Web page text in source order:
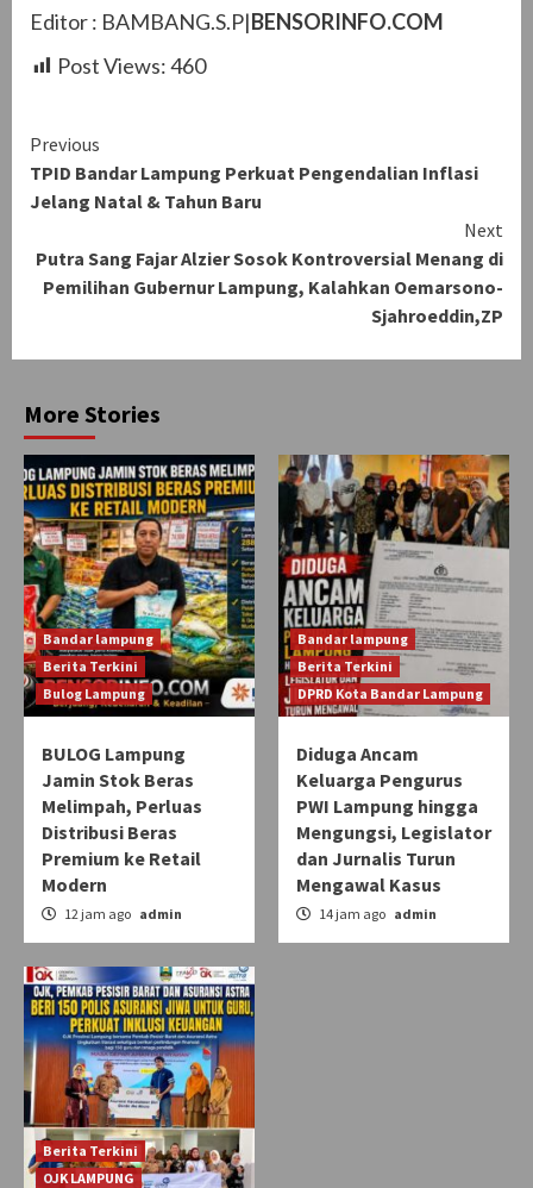
Editor : BAMBANG.S.P|BENSORINFO.COM
Post Views:460
Continue
Reading
Previous
TPID Bandar Lampung Perkuat Pengendalian Inflasi
Jelang Natal & Tahun Baru
Next
Putra Sang Fajar Alzier Sosok Kontroversial Menang di
Pemilihan Gubernur Lampung, Kalahkan Oemarsono-
Sjahroeddin,ZP
More Stories
Bandar lampung
Berita Terkini
Bulog Lampung
BULOG Lampung
Jamin Stok Beras
Melimpah, Perluas
Distribusi Beras
Premium ke Retail
Modern
12 jam ago admin
Bandar lampung
Berita Terkini
DPRD Kota Bandar Lampung
Diduga Ancam
Keluarga Pengurus
PWI Lampung hingga
Mengungsi, Legislator
dan Jurnalis Turun
Mengawal Kasus
14 jam ago admin
Berita Terkini
OJK LAMPUNG